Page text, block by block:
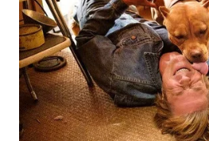
BOROBUDUR
WN
MADURA
WN
SURABAYA